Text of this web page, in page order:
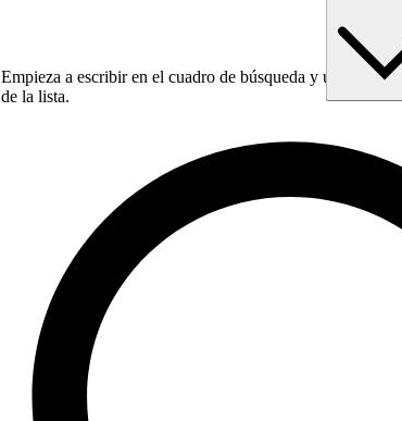
Empieza a escribir en el cuadro de búsqueda y utiliza la
de la lista.